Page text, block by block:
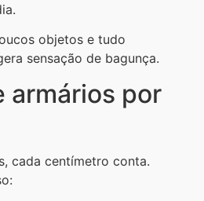
objetos e tudo
sensação de bagunça.
armários por
cada centímetro conta.